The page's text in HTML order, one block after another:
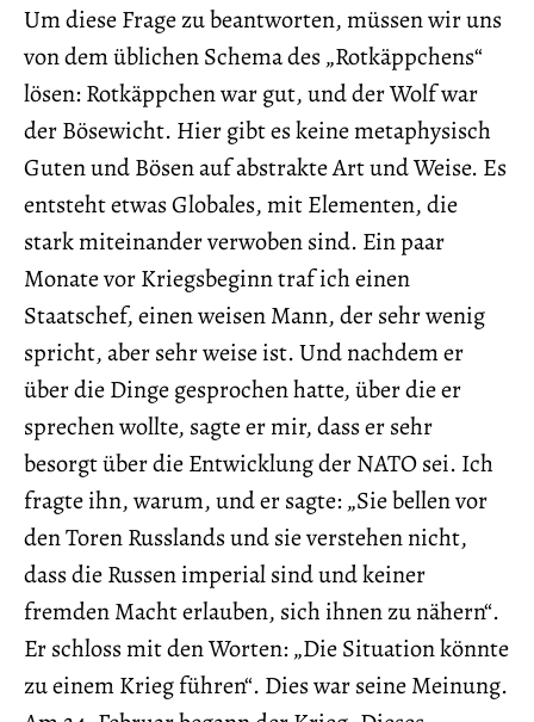
Um diese Frage zu beantworten, müssen wir uns
von dem üblichen Schema des „Rotkäppchens“
lösen: Rotkäppchen war gut, und der Wolf war
der Bösewicht. Hier gibt es keine metaphysisch
Guten und Bösen auf abstrakte Art und Weise. Es
entsteht etwas Globales, mit Elementen, die
stark miteinander verwoben sind. Ein paar
Monate vor Kriegsbeginn traf ich einen
Staatschef, einen weisen Mann, der sehr wenig
spricht, aber sehr weise ist. Und nachdem er
über die Dinge gesprochen hatte, über die er
sprechen wollte, sagte er mir, dass er sehr
besorgt über die Entwicklung der NATO sei. Ich
fragte ihn, warum, und er sagte: „Sie bellen vor
den Toren Russlands und sie verstehen nicht,
dass die Russen imperial sind und keiner
fremden Macht erlauben, sich ihnen zu nähern“.
Er schloss mit den Worten: „Die Situation könnte
zu einem Krieg führen“. Dies war seine Meinung.